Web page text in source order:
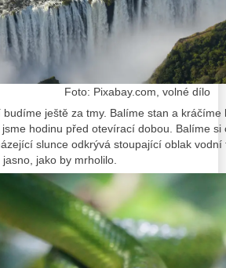
Foto: Pixabay.com, volné dílo
ještě za tmy. Balíme stan a
hodinu před otevírací dobou. Balíme
slunce odkrývá stoupající oblak
jako by mrholilo.